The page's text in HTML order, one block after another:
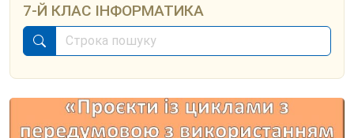
7-Й КЛАС ІНФОРМАТИКА